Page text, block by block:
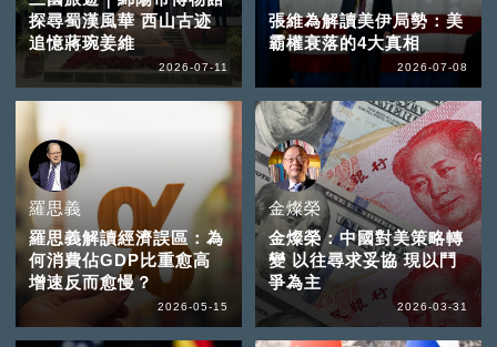
探尋蜀漢風華 西山古迹
追憶蔣琬姜維
2026-07-11
張維為解讀美伊局勢：美
霸權衰落的4大真相
2026-07-08
羅思義
羅思義解讀經濟誤區：為
何消費佔GDP比重愈高
增速反而愈慢？
2026-05-15
金燦榮
金燦榮：中國對美策略轉
變 以往尋求妥協 現以鬥
爭為主
2026-03-31